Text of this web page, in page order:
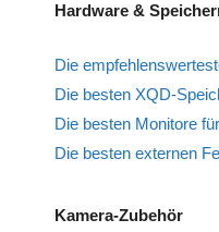
Hardware &
Die
Die besten XQD-
Die besten Monitore
Die besten externen
Kamera-Zubehör